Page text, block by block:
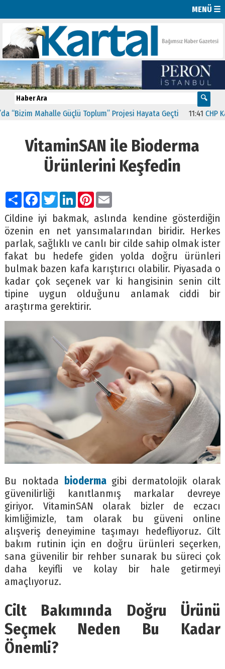
MENÜ ☰
Mahalle Güçlü Toplum” Projesi Hayata Geçti 11:41 CHP
VitaminSAN ile Bioderma
Ürünlerini Keşfedin
PaylaşFacebook
TwitterLinkedIn
Pinterest
Email
Cildine iyi bakmak, aslında kendine gösterdiğin
özenin en net yansımalarından biridir. Herkes
parlak, sağlıklı ve canlı bir cilde sahip olmak ister
fakat bu hedefe giden yolda doğru ürünleri
bulmak bazen kafa karıştırıcı olabilir. Piyasada o
kadar çok seçenek var ki hangisinin senin cilt
tipine uygun olduğunu anlamak ciddi bir
araştırma gerektirir.
Bu noktada biodermagibi dermatolojik olarak
güvenilirliği kanıtlanmış markalar devreye
giriyor. VitaminSAN olarak bizler de eczacı
kimliğimizle, tam olarak bu güveni online
alışveriş deneyimine taşımayı hedefliyoruz. Cilt
bakım rutinin için en doğru ürünleri seçerken,
sana güvenilir bir rehber sunarak bu süreci çok
daha keyifli ve kolay bir hale getirmeyi
amaçlıyoruz.
Cilt Bakımında Doğru Ürünü
Seçmek Neden Bu Kadar
Önemli?